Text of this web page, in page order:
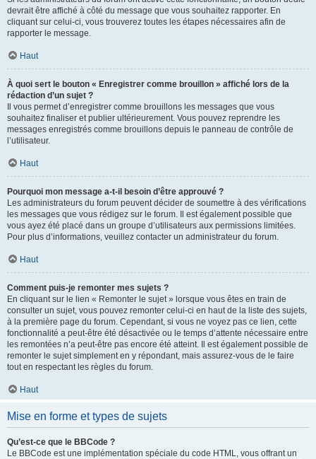
devrait être affiché à côté du message que vous souhaitez rapporter. En
cliquant sur celui-ci, vous trouverez toutes les étapes nécessaires afin de
rapporter le message.
Haut
À quoi sert le bouton « Enregistrer comme brouillon » affiché lors de la
rédaction d’un sujet ?
Il vous permet d’enregistrer comme brouillons les messages que vous
souhaitez finaliser et publier ultérieurement. Vous pouvez reprendre les
messages enregistrés comme brouillons depuis le panneau de contrôle de
l’utilisateur.
Haut
Pourquoi mon message a-t-il besoin d’être approuvé ?
Les administrateurs du forum peuvent décider de soumettre à des vérifications
les messages que vous rédigez sur le forum. Il est également possible que
vous ayez été placé dans un groupe d’utilisateurs aux permissions limitées.
Pour plus d’informations, veuillez contacter un administrateur du forum.
Haut
Comment puis-je remonter mes sujets ?
En cliquant sur le lien « Remonter le sujet » lorsque vous êtes en train de
consulter un sujet, vous pouvez remonter celui-ci en haut de la liste des sujets,
à la première page du forum. Cependant, si vous ne voyez pas ce lien, cette
fonctionnalité a peut-être été désactivée ou le temps d’attente nécessaire entre
les remontées n’a peut-être pas encore été atteint. Il est également possible de
remonter le sujet simplement en y répondant, mais assurez-vous de le faire
tout en respectant les règles du forum.
Haut
Mise en forme et types de sujets
Qu’est-ce que le BBCode ?
Le BBCode est une implémentation spéciale du code HTML, vous offrant un